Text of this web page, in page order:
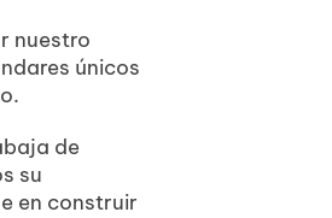
nuestro
únicos
de
su
en construir